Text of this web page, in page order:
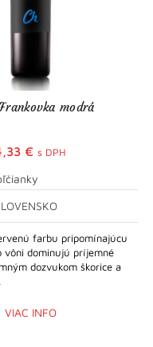
modrá
€ s DPH
farbu pripomínajúcu
vôni dominujú príjemné
dozvukom škorice a
VIAC INFO